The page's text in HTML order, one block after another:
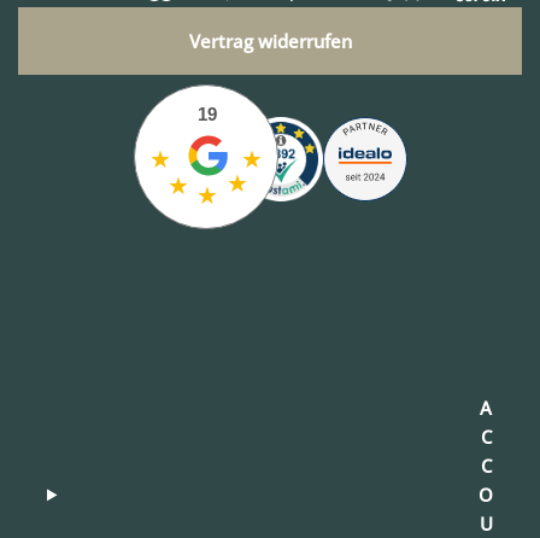
Vertrag widerrufen
★
★ ★ ★
★
19
A
C
C
O
U